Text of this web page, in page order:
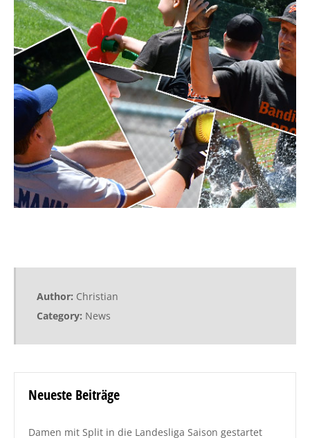
Author: Christian
Category: News
Neueste Beiträge
Damen mit Split in die Landesliga Saison gestartet